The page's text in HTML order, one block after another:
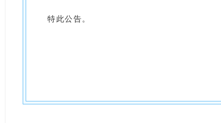
特此公告。